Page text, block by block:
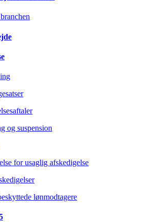
og suspension
for usaglig afskedigelse
lønmodtagere